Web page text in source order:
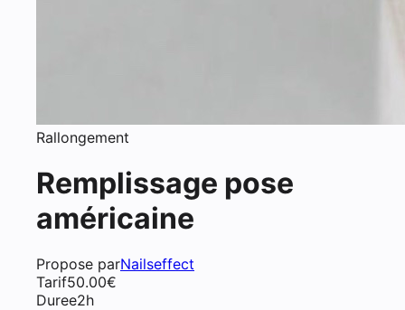
Rallongement
Remplissage pose
américaine
Propose parNailseffect
Tarif50.00€
Duree2h